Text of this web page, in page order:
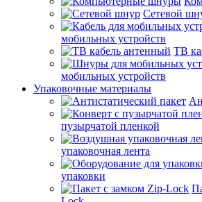
Сетевой
мобильных устройств
ТВ
мобильных устройств
Упаковочные материалы
пузырчатой пленкой
упаковочная лента
упаковки